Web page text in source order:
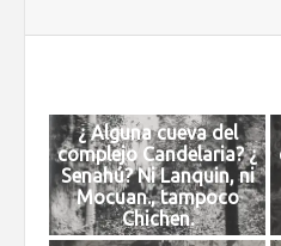
¿ Alguna cueva del
complejo Candelaria? ¿
Senahú? Ni Lanquin, ni
Mocuan., tampoco
Chichen.